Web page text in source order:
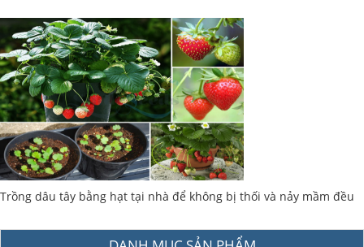
Trồng dâu tây bằng hạt tại nhà để không bị thối và nảy mầm đều